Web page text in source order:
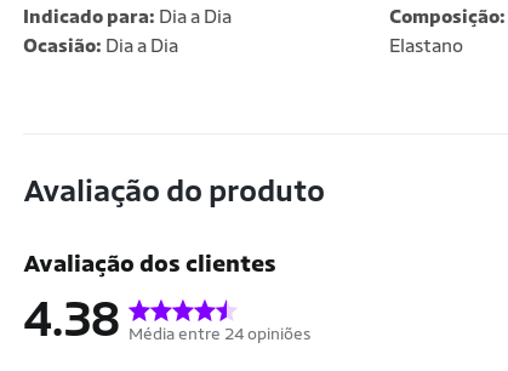
Indicado para: Dia a Dia
Ocasião: Dia a Dia
Composição:
Elastano
Avaliação do produto
Avaliação dos clientes
4.38 Média entre 24 opiniões